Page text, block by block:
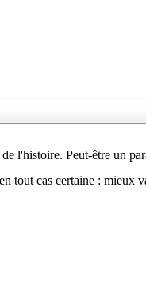
l'histoire. Peut-être un
tout cas certaine : mieux